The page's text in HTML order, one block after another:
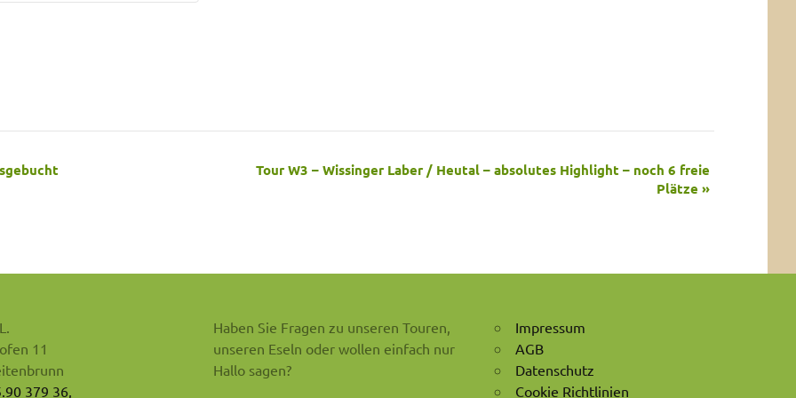
Tour W3 – Wissinger Laber / Heutal – absolutes Highlight – noch 6 freie
Plätze »
11
379 36,
Haben Sie Fragen zu unseren Touren,
unseren Eseln oder wollen einfach nur
Hallo sagen?
Impressum
AGB
Datenschutz
Cookie Richtlinien